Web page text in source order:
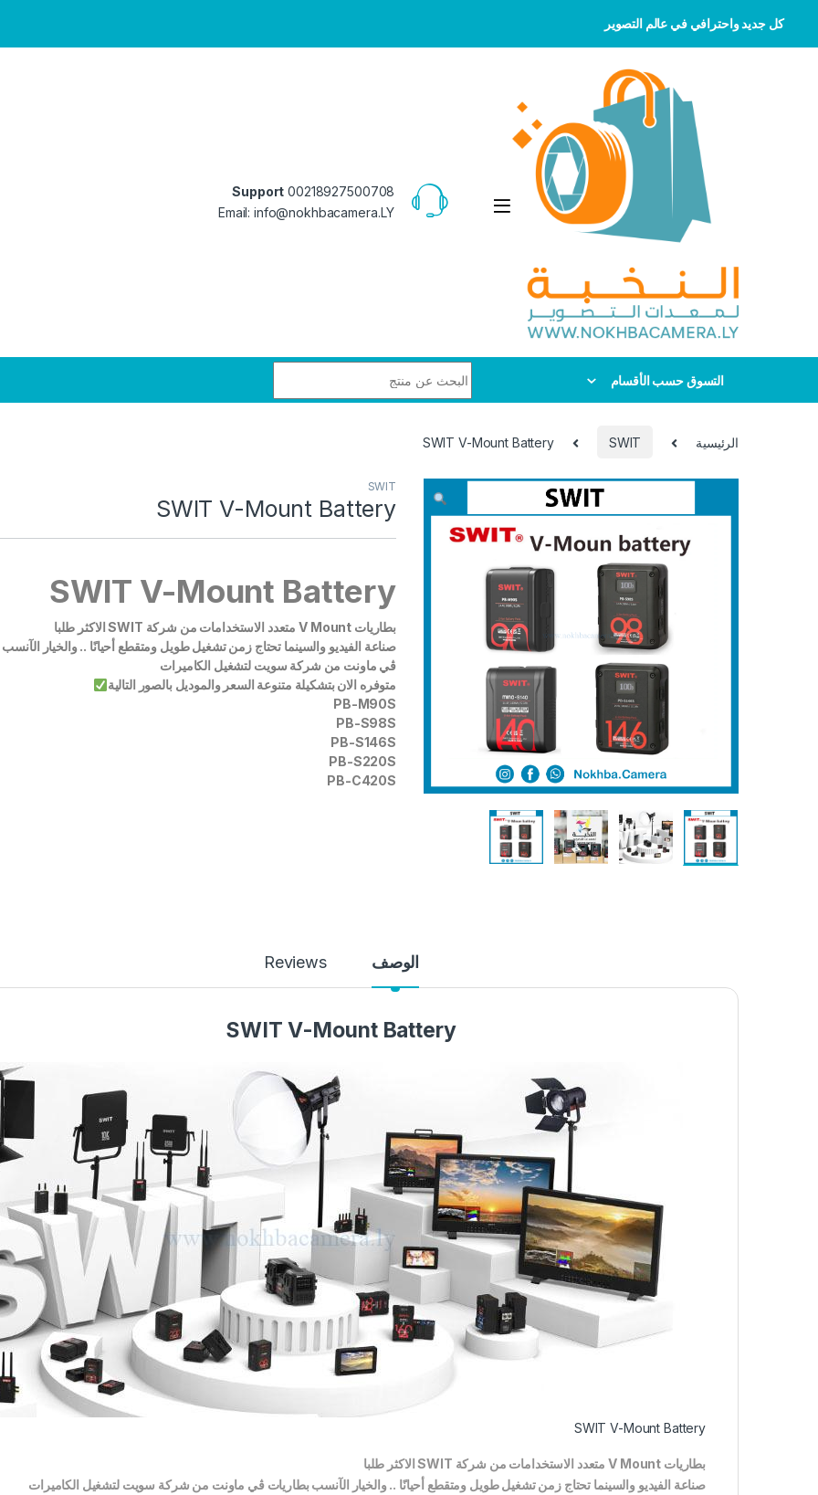
كل جديد واحترافي في عالم التصوير
Skip to navigation
Skip to content
Support 00218927500708
Email: info@nokhbacamera.LY
التسوق حسب الأقسام
الرئيسية SWIT
SWIT V-Mount Battery
SWIT
SWIT V-Mount Battery
SWIT V-Mount Battery
بطاريات V Mount متعدد الاستخدامات من شركة SWIT الاكثر طلبا
صناعة الفيديو والسينما تحتاج زمن تشغيل طويل ومتقطع أحيانًا .. والخيار
ڤي ماونت من شركة سويت لتشغيل الكاميرات
متوفره الان بتشكيلة متنوعة السعر والموديل بالصور التالية
PB-M90S
PB-S98S
PB-S146S
PB-S220S
PB-C420S
الوصف Reviews
SWIT V-Mount Battery
SWIT V-Mount Battery
بطاريات V Mount متعدد الاستخدامات من شركة SWIT الاكثر طلبا
صناعة الفيديو والسينما تحتاج زمن تشغيل طويل ومتقطع أحيانًا .. والخيار الآنسب بطاريات ڤي ماونت من شركة سويت لتشغيل الكاميرات